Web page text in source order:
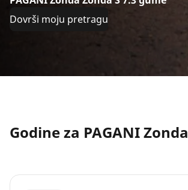
Dovrši moju pretragu
Godine za PAGANI Zonda